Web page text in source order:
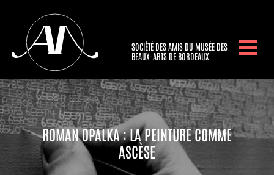
SOCIÉTÉ DES AMIS DU MUSÉE DES
BEAUX-ARTS DE BORDEAUX
ROMAN OPALKA : LA PEINTURE COMME
ASCÈSE